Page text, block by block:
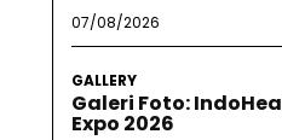
07/08/2026
GALLERY
Galeri Foto:
Expo 2026